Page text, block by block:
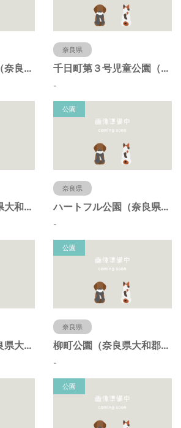
西田中町古荒公園（奈良県大和郡山市）
奈良県
千日町第３号児童公園（奈良県大和郡山市）
-
ヤシマ公園（奈良県大和郡山市）
公園
奈良県
ハートフル公園（奈良県大和郡山市）
-
藺町街区公園（奈良県大和郡山市）
公園
奈良県
柳町公園（奈良県大和郡山市）
-
公園